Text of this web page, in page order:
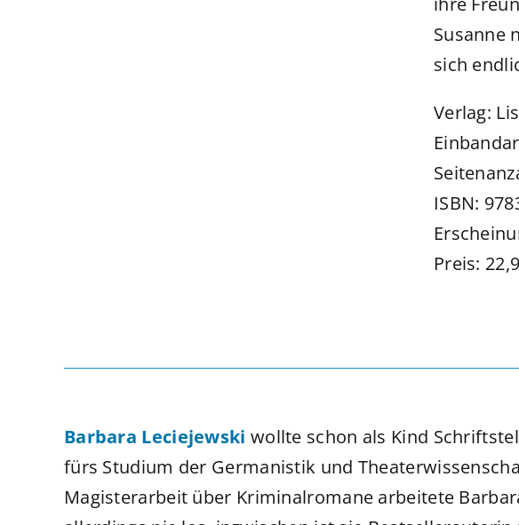
Susanne
sich
Verlag:
ISBN:
Preis:
Barbara Leciejewski wollte schon als Kind
fürs Studium der Germanistik und
Magisterarbeit über Kriminalromane arbeitete